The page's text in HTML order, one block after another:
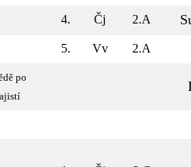
4. Čj 2.A
5. Vv 2.A
po